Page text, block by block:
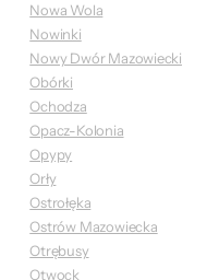
Nowa Wola
Nowinki
Nowy Dwór Mazowiecki
Obórki
Ochodza
Opacz-Kolonia
Opypy
Orły
Ostrołęka
Ostrów Mazowiecka
Otrębusy
Otwock